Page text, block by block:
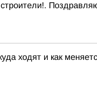
ходят и как